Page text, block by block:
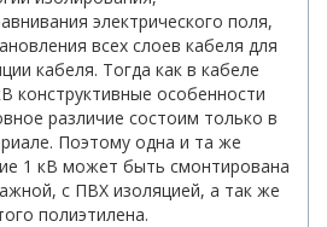
электрического поля,
всех слоев кабеля для
кабеля. Тогда как в кабеле
конструктивные особенности
различие состоим только в
Поэтому одна и та же
1 кВ может быть смонтирована
с ПВХ изоляцией, а так же
полиэтилена.